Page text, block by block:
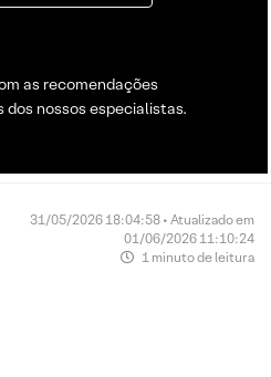
as recomendações
dos nossos especialistas.
31/05/2026 18:04:58 • Atualizado em
01/06/2026 11:10:24
1 minuto de leitura